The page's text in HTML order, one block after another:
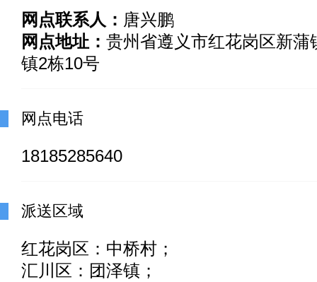
网点联系人： 唐兴鹏
网点地址： 贵州省遵义市红花岗区新蒲
镇2栋10号
网点电话
18185285640
派送区域
红花岗区：中桥村；
汇川区：团泽镇；